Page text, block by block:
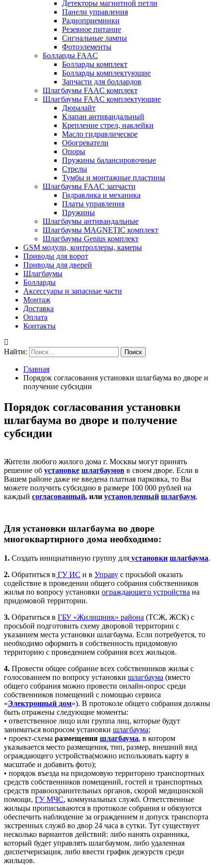
Детекторы магнитной петли
Панели управления
Радиоприемники
Резевное питание
Сигнальные лампы
Фотоэлементы
Болларды FAAC
Болларды комплект
Болларды комплектующие
Запчасти для боллардов
Шлагбаумы FAAC комплект
Шлагбаумы FAAC комплектующие
Дюралайт
Клапан антивандальный
Крепление стрел, наклейки
Масло гидравлическое
Обогреватели
Опоры
Пружины балансировочные
Стрелы
Тумбы и монтажные пластины
Шлагбаумы FAAC запчасти
Гидравлика и механика
Платы управления
Пружины
Шлагбаумы антивандальные
Шлагбаумы MAGNETIC комплект
Шлагбаумы Genius комплект
GSM модули, контроллеры, камеры
Приводы для ворот
Приводы для дверей
Шлагбаумы
Болларды
Аксессуары и запасные части
Монтаж
Доставка
Оплата
Контакты
Найти:
Главная
Порядок согласования установки шлагбаума во дворе и
получение субсидии
Порядок согласования установки
шлагбаума во дворе и получение
субсидии
Жители любого жилого дома г. Москвы могут принять
решение об установке шлагбаумов в своем дворе. Если в
Вашем районе даже не введена платная парковка, то Вы
можете получить субсидию в размере 100 000 рублей на
каждый согласованный, или установленный шлагбаум.
Для установки шлагбаума во дворе
многоквартирного дома необходимо:
1. Создать инициативную группу для установки шлагбаума.
2. Обратиться в ГУ ИС и в Управу с просьбой оказать
содействие в проведении общего собрания собственников
жилья по вопросу установки ограждающего устройства на
придомовой территории.
3. Обратиться в ГБУ «Жилищник» района (ТСЖ, ЖСК) с
просьбой подготовить схему дворовой территории с
указанием места установки шлагбаума. Если потребуется, то
необходимо оформить в собственность придомовую
территорию с проведением собрания всех жильцов.
4. Провести общее собрание всех собственников жилья с
голосованием по вопросу установки шлагбаума (вместо
общего собрания можно провести онлайн-опрос среди
собственников помещений с помощью сервиса
«Электронный дом»). В протоколе общего собрания должны
быть отражены следующие моменты:
• ответственное лицо или группа лиц, которые будут
заниматься вопросом установки шлагбаума;
• проект-схема размещения шлагбаума, в котором
указывается место размещения, тип, размер, внешний вид
ограждающего устройства(можно использовать карту в
масштабе и добавить фото);
• порядок въезда на придомовую территорию транспортных
средств собственников помещений, гостей и транспортных
средств правоохранительных органов, скорой медицинской
помощи, ГУ МЧС, коммунальных служб. Ответственные
жильцы прописываются в протоколе собрания и обязуются
обеспечить наблюдение за ограждением и допуск транспорта
экстренных служб во двор 24 часа в сутки. Тут существует
несколько вариантов действий: либо нанять охранника,
который будет управлять шлагбаумом, либо удаленная
диспетчеризация, либо ввести график дежурств среди
жильцов.